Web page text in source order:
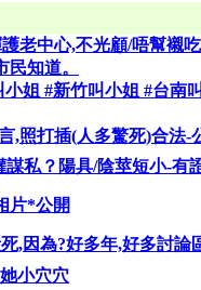
老中心,不光顧/唔幫襯
知道。
姐 #新竹叫小姐 #台南
,照打插(人多驚死)合法-
私？陽具/陰莖短小-有
片*公開
,因為?好多年,好多討論
小穴穴